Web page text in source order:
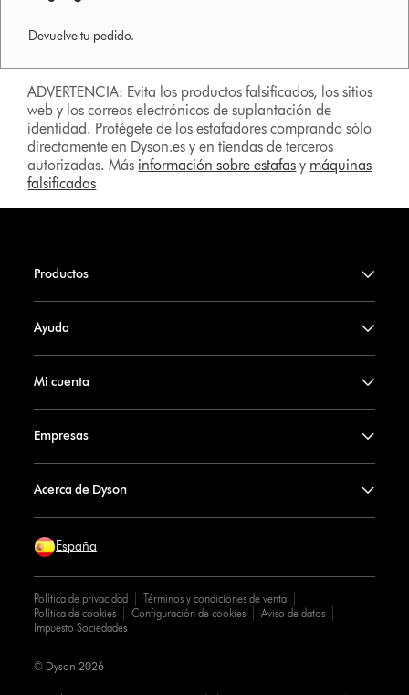
Devuelve tu pedido.
ADVERTENCIA: Evita los productos falsificados, los sitios
web y los correos electrónicos de suplantación de
identidad. Protégete de los estafadores comprando sólo
directamente en Dyson.es y en tiendas de terceros
autorizadas. Más información sobre estafas y máquinas
falsificadas
Productos
Ayuda
Mi cuenta
Empresas
Acerca de Dyson
España
Política de privacidad
Términos y condiciones de venta
Política de cookies
Configuración de cookies
Aviso de datos
Impuesto Sociedades
© Dyson 2026